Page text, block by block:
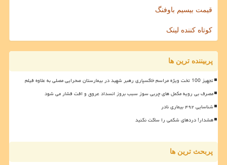
قیمت بیسیم باوفنگ
کوتاه کننده لینک
پربیننده ترین ها
تجهیز 100 تخت ویژه مراسم خاکسپاری رهبر شهید در بیمارستان صحرایی مصلی به علاوه فیلم
مصرف بی رویه مکمل های چربی سوز سبب بروز انسداد عروق و افت فشار می شود
شناسایی ۴۹۲ بیماری نادر
هشدار! دردهای شکمی را ساکت نکنید
پربحث ترین ها